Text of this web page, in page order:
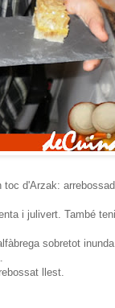
d'Arzak:
i julivert. També
sobretot
llest.